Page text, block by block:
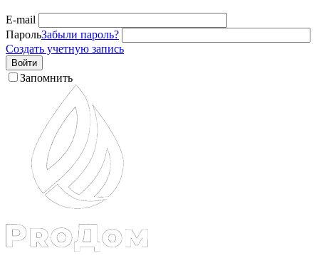
E-mail
ПарольЗабыли пароль?
Создать учетную запись
Войти
Запомнить